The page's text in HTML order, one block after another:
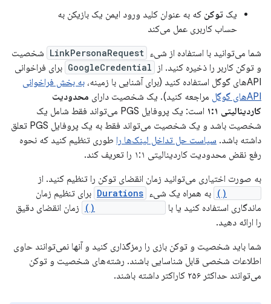
یک توکن که به عنوان کلید ورود ایمن یک بازیکن به
حساب کاربری عمل می‌کند
شما می‌توانید با استفاده از شیء LinkPersonaRequest شخصیت
و توکن کاربر را ذخیره کنید. از
GoogleCredential برای فراخوانی
APIهای گوگل استفاده کنید (برای آشنایی با زمینه،
به بخش فراخوانی
APIهای گوگل
مراجعه کنید). یک شخصیت دارای محدودیت
کاردینالیتی ۱:۱
است: یک پروفایل PGS می‌تواند فقط شامل یک
شخصیت باشد و یک شخصیت می‌تواند فقط به یک پروفایل PGS تعلق
داشته باشد. سیاست حل تداخل لینک‌ها را طوری تنظیم کنید که نحوه
رفع نقض محدودیت کاردینالیتی ۱:۱ را تعریف کند.
به صورت اختیاری می‌توانید زمان انقضای توکن را تنظیم کنید. از
به همراه یک شیء Durations برای تنظیم زمان
ماندگاری استفاده کنید یا با
زمان انقضای دقیق
را ارائه دهید.
شما باید شخصیت و توکن بازی را رمزگذاری کنید و آنها نمی‌توانند حاوی
اطلاعات شخصی قابل شناسایی باشند. رشته‌های شخصیت و توکن
می‌توانند حداکثر ۲۵۶ کاراکتر داشته باشند.